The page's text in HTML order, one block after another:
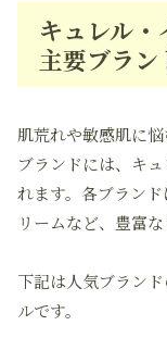
キュレル
主要ブラ
肌荒れや敏感肌に
ブランドには、キ
れます。各ブラン
リームなど、豊富
下記は人気ブラン
ルです。